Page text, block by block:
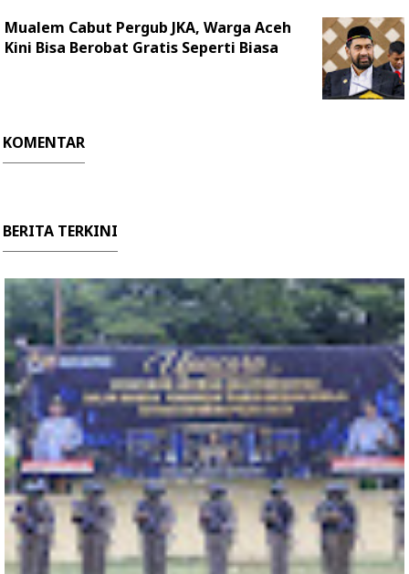
Mualem Cabut Pergub JKA, Warga Aceh
Kini Bisa Berobat Gratis Seperti Biasa
KOMENTAR
BERITA TERKINI